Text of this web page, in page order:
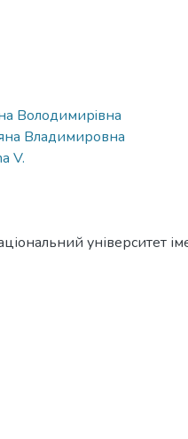
Володимирiвна
Владимировна
V.
університет